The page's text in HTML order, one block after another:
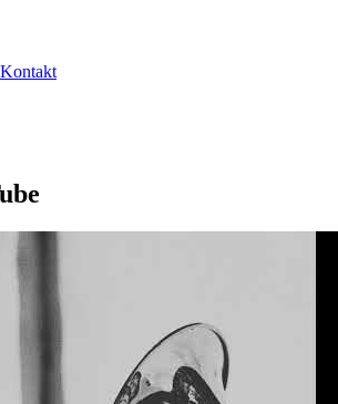
Kontakt